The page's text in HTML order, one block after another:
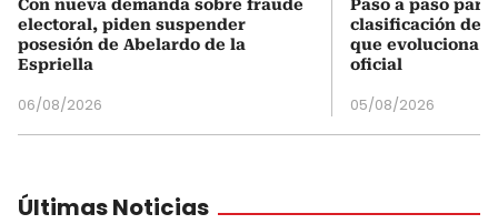
Con nueva demanda sobre fraude
electoral, piden suspender
posesión de Abelardo de la
Espriella
06/08/2026
Paso a paso
clasificación del
que evoluciona
oficial
05/08/2026
Últimas Noticias